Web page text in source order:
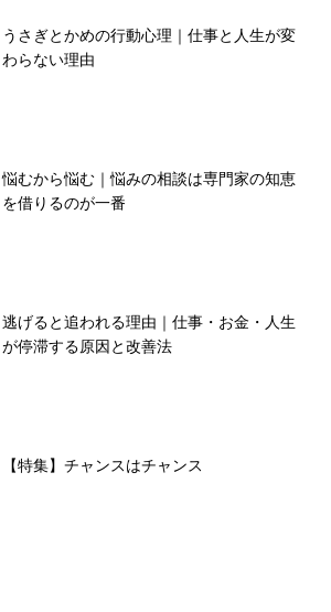
うさぎとかめの行動心理｜仕事と人生が変
わらない理由
悩むから悩む｜悩みの相談は専門家の知恵
を借りるのが一番
逃げると追われる理由｜仕事・お金・人生
が停滞する原因と改善法
【特集】チャンスはチャンス